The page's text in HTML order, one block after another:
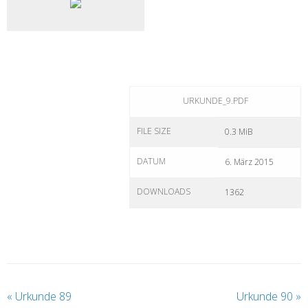
URKUNDE_9.PDF
FILE SIZE 0.3 MiB
DATUM 6. März 2015
DOWNLOADS 1362
« Urkunde 89 Urkunde 90 »